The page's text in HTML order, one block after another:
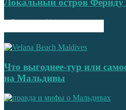
Локальный остров Фериду
Что выгоднее-тур или
на Мальдивы